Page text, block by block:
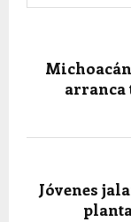
arranca
Jóvenes